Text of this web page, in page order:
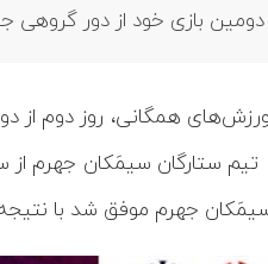
بازی خود از دور گروهی
تیم ستارگان سیمَکان‌ جهرم از ساعت ۱۰:۳۰ و در زیر بارش شدید
از سد حریف قدرتمند اماراتی بگذرد و مقتدرانه در صدر